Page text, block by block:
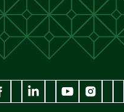
Jan Cunen
Museum Jan Cunen
wikipedia Museum Jan
linkedin Museum Jan
googleplus
youtube